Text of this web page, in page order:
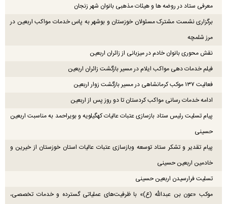
معرفی ستاد در روضه ها و هیئات مذهبی بانوان شهر زنجان
برگزاری نشست مشترک مسئولان خوزستان و بوشهر به پاس خدمات مواکب اربعین در
مرز شلمچه
نقش محوری بانوان خادم در میزبانی از زائران اربعین
فیلم خدمات دهی مواکب ایلام در مسیر بازگشت زائران اربعین
فعالیت ۱۳۷ موکب کرمانشاهی در مسیر بازگشت زوار اربعین
ادامه خدمات رسانی مواکب کردستان تا دو روز پس از اربعین
پیام تسلیت رئیس ستاد بازسازی عتبات عالیات کهگیلویه و بویراحمد به مناسبت اربعین
حسینی
پیام تقدیر و تشکر ستاد توسعه وبازسازی عتبات عالیات استان خوزستان از خیرین و
خادمین اربعین حسینی
تسلیت فرارسیدن اربعین حسینی
موکب «عون بن عبدالله (ع)» با ظرفیت‌های عملیاتی گسترده و خدمات تخصصی،